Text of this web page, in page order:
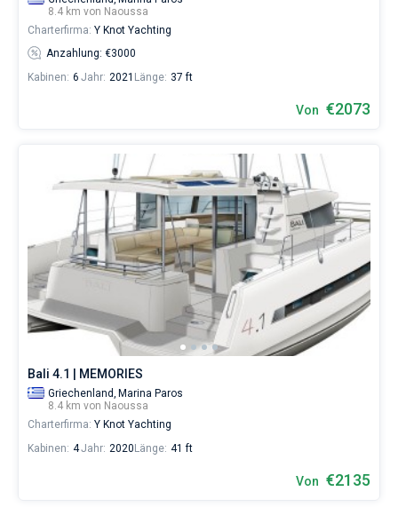
8.4 km von Naoussa
Charterfirma: Y Knot Yachting
Anzahlung: €3000
Kabinen: 6 Jahr: 2021 Länge: 37 ft
Von €2073
Bali 4.1 | MEMORIES
Griechenland, Marina Paros
8.4 km von Naoussa
Charterfirma: Y Knot Yachting
Kabinen: 4Jahr: 2020 Länge: 41 ft
Von €2135